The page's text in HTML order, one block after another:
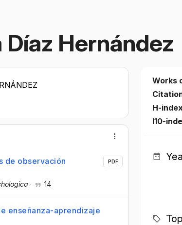
Hernández
de observación
· 14
PDF
enseñanza-aprendizaje
Works
H-
I10-